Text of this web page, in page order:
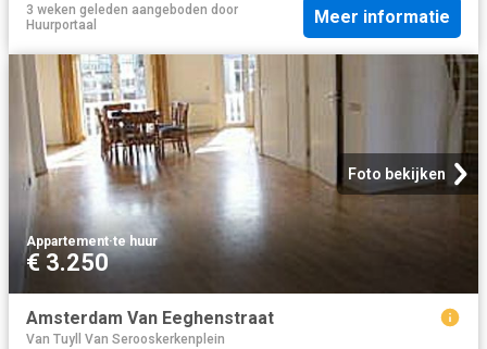
3 weken geleden aangeboden door
Huurportaal
Meer informatie
Foto bekijken
Appartement·te huur
€ 3.250
Amsterdam Van Eeghenstraat
Van Tuyll Van Serooskerkenplein